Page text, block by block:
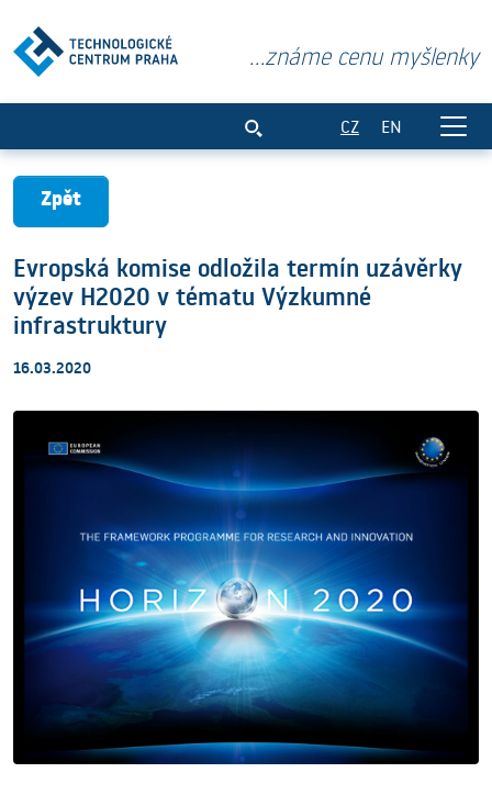
...známe cenu myšlenky
CZ EN
Zpět
Evropská komise odložila termín uzávěrky
výzev H2020 v tématu Výzkumné
infrastruktury
16.03.2020